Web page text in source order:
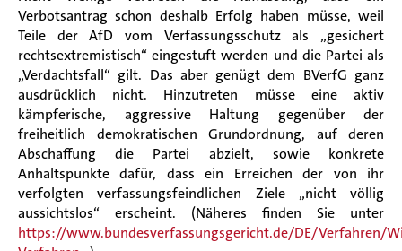
Verbotsantrag schon deshalb Erfolg haben müsse, weil
Teile der AfD vom Verfassungsschutz als „gesichert
rechtsextremistisch“ eingestuft werden und die Partei als
„Verdachtsfall“ gilt. Das aber genügt dem BVerfG ganz
ausdrücklich nicht. Hinzutreten müsse eine aktiv
kämpferische, aggressive Haltung gegenüber der
freiheitlich demokratischen Grundordnung, auf deren
Abschaffung die Partei abzielt, sowie konkrete
Anhaltspunkte dafür, dass ein Erreichen der von ihr
verfolgten verfassungsfeindlichen Ziele „nicht völlig
aussichtslos“ erscheint. (Näheres finden Sie unter
https://www.bundesverfassungsgericht.de/DE/Verfahren/